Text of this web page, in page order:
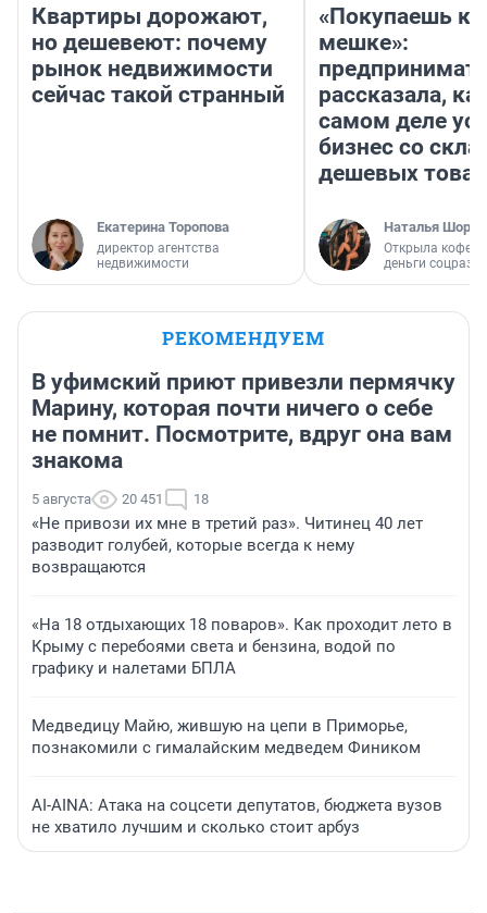
Квартиры дорожают,
но дешевеют: почему
рынок недвижимости
сейчас такой странный
Екатерина Торопова
директор агентства
недвижимости
«Покупаешь
мешке»:
рассказала,
самом деле
бизнес со
дешевых
Наталья
Открыла
деньги
РЕКОМЕНДУЕМ
В уфимский приют привезли пермячку
Марину, которая почти ничего о себе
не помнит. Посмотрите, вдруг она вам
знакома
5 августа 20 451 18
«Не привози их мне в третий раз». Читинец 40 лет
разводит голубей, которые всегда к нему
возвращаются
«На 18 отдыхающих 18 поваров». Как проходит лето в
Крыму с перебоями света и бензина, водой по
графику и налетами БПЛА
Медведицу Майю, жившую на цепи в Приморье,
познакомили с гималайским медведем Фиником
AI-AINA: Атака на соцсети депутатов, бюджета вузов
не хватило лучшим и сколько стоит арбуз